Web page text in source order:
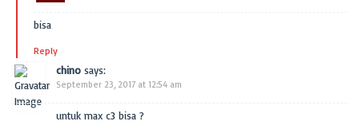
bisa
Reply
chino says:
September 23, 2017 at 12:54 am
untuk max c3 bisa ?